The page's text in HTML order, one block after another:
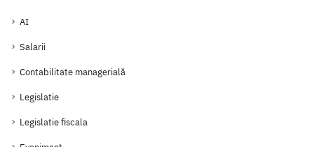
AI
Salarii
Contabilitate managerială
Legislatie
Legislatie fiscala